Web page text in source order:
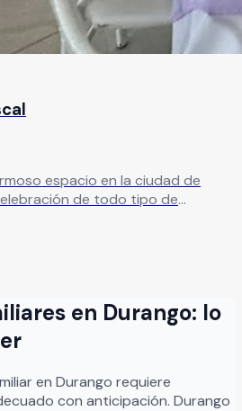
espacio en la ciudad de
de todo tipo de
y convertir ese día tan especial
tanto para ustedes como
en Durango: lo
en Durango requiere
con anticipación. Durango